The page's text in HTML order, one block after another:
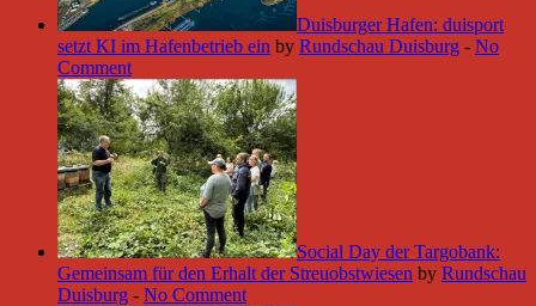
Duisburger Hafen: duisport
setzt KI im Hafenbetrieb ein by Rundschau Duisburg - No
Comment
Social Day der Targobank:
Gemeinsam für den Erhalt der Streuobstwiesen by Rundschau
Duisburg - No Comment